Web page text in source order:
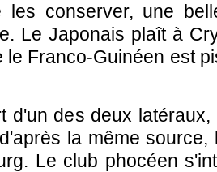
les conserver, une
Le Japonais plaît à
le Franco-Guinéen est
d'un des deux
la même
Le club phocéen